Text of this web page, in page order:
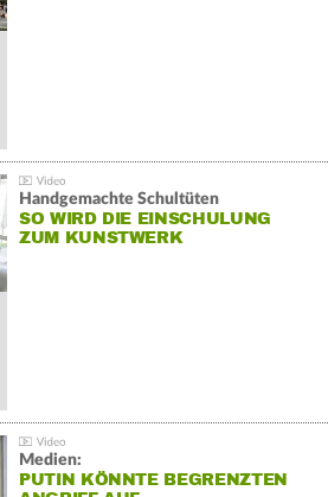
Handgemachte Schultüten
SO WIRD DIE EINSCHULUNG
ZUM KUNSTWERK
Medien:
PUTIN KÖNNTE BEGRENZTEN